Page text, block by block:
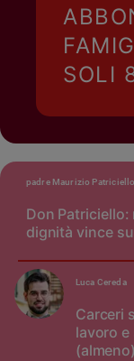
SOLI
Don
dignità vince
padre Maurizio Patriciello
Carceri
lavoro
Luca Cereda